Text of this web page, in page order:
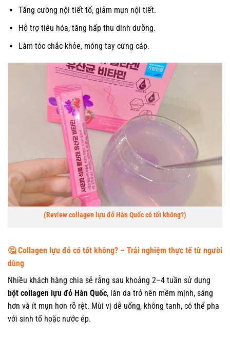
Tăng cường nội tiết tố, giảm mụn nội tiết.
Hỗ trợ tiêu hóa, tăng hấp thu dinh dưỡng.
Làm tóc chắc khỏe, móng tay cứng cáp.
(Review collagen lựu đỏ Hàn Quốc có tốt không?)
🤔 Collagen lựu đỏ có tốt không? – Trải nghiệm thực tế từ người
dùng
Nhiều khách hàng chia sẻ rằng sau khoảng 2–4 tuần sử dụng
bột collagen lựu đỏ Hàn Quốc, làn da trở nên mềm mịnh, sáng
hơn và ít mụn hơn rõ rệt. Mùi vị dễ uống, không tanh, có thể pha
với sinh tố hoặc nước ép.